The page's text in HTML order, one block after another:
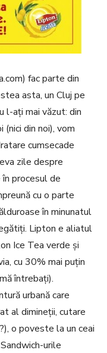
fac parte din
asta, un Cluj pe
l-ați mai văzut: din
din noi), vom
cumsecade
zile despre
procesul de
cu o parte
în minunatul
Lipton e aliatul
Ice Tea verde și
cu 30% mai puțin
întrebați).
urbană care
al dimineții, cutare
o poveste la un ceai
urile